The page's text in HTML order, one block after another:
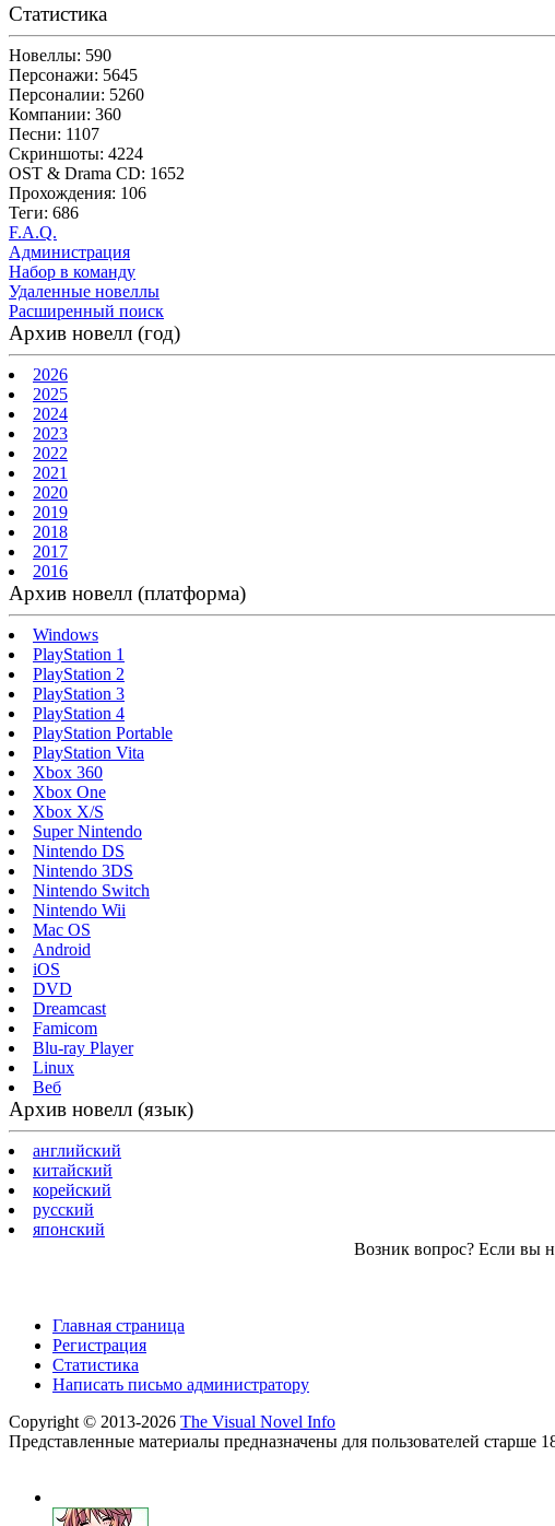
Статистика
Новеллы: 590
Персонажи: 5645
Персоналии: 5260
Компании: 360
Песни: 1107
Скриншоты: 4224
OST & Drama CD: 1652
Прохождения: 106
Теги: 686
F.A.Q.
Администрация
Набор в команду
Удаленные новеллы
Расширенный поиск
Архив новелл (год)
2026
2025
2024
2023
2022
2021
2020
2019
2018
2017
2016
Архив новелл (платформа)
Windows
PlayStation 1
PlayStation 2
PlayStation 3
PlayStation 4
PlayStation Portable
PlayStation Vita
Xbox 360
Xbox One
Xbox X/S
Super Nintendo
Nintendo DS
Nintendo 3DS
Nintendo Switch
Nintendo Wii
Mac OS
Android
iOS
DVD
Dreamcast
Famicom
Blu-ray Player
Linux
Веб
Архив новелл (язык)
английский
китайский
корейский
русский
японский
Возник вопрос? Если вы
Главная страница
Регистрация
Статистика
Написать письмо администратору
Copyright © 2013-2026 The Visual Novel Info
Представленные материалы предназначены для пользователей старше